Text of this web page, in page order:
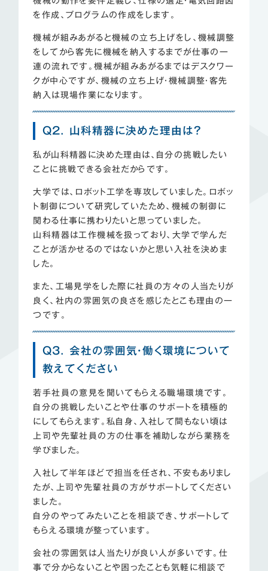
を作成、プログラムの作成をします。
機械が組みあがると機械の立ち上げをし、機械調整
をしてから客先に機械を納入するまでが仕事の一
連の流れです。機械が組みあがるまではデスクワー
クが中心ですが、機械の立ち上げ・機械調整・客先
納入は現場作業になります。
Q2. 山科精器に決めた理由は？
私が山科精器に決めた理由は、自分の挑戦したい
ことに挑戦できる会社だからです。
大学では、ロボット工学を専攻していました。ロボッ
ト制御について研究していたため、機械の制御に
関わる仕事に携わりたいと思っていました。
山科精器は工作機械を扱っており、大学で学んだ
ことが活かせるのではないかと思い入社を決めま
した。
また、工場見学をした際に社員の方々の人当たりが
良く、社内の雰囲気の良さを感じたとこも理由の一
つです。
Q3. 会社の雰囲気・働く環境について
教えてください
若手社員の意見を聞いてもらえる職場環境です。
自分の挑戦したいことや仕事のサポートを積極的
にしてもらえます。私自身、入社して間もない頃は
上司や先輩社員の方の仕事を補助しながら業務を
学びました。
入社して半年ほどで担当を任され、不安もありまし
たが、上司や先輩社員の方がサポートしてください
ました。
自分のやってみたいことを相談でき、サポートして
もらえる環境が整っています。
会社の雰囲気は人当たりが良い人が多いです。仕
事で分からないことや困ったことも気軽に相談で